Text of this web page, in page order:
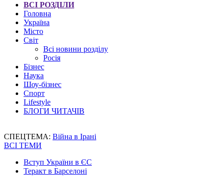
ВСІ РОЗДІЛИ
Головна
Україна
Місто
Світ
Всі новини розділу
Росія
Бізнес
Наука
Шоу-бізнес
Спорт
Lifestyle
БЛОГИ ЧИТАЧІВ
СПЕЦТЕМА: Війна в Ірані
ВСІ ТЕМИ
Вступ України в ЄС
Теракт в Барселоні